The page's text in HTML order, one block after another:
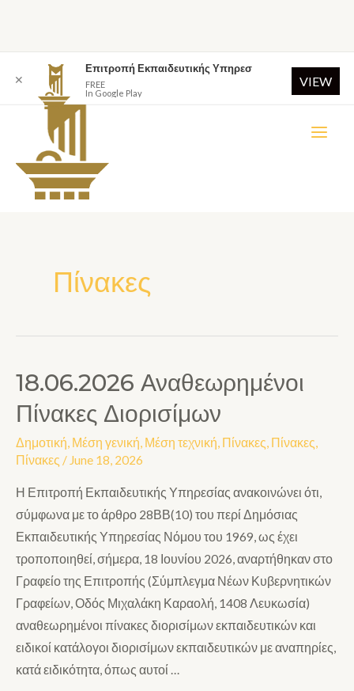
Πίνακες
18.06.2026 Αναθεωρημένοι
Πίνακες Διορισίμων
Δημοτική, Μέση γενική, Μέση τεχνική, Πίνακες, Πίνακες,
Πίνακες / June 18, 2026
Η Επιτροπή Εκπαιδευτικής Υπηρεσίας ανακοινώνει ότι,
σύμφωνα με το άρθρο 28ΒΒ(10) του περί Δημόσιας
Εκπαιδευτικής Υπηρεσίας Νόμου του 1969, ως έχει
τροποποιηθεί, σήμερα, 18 Ιουνίου 2026, αναρτήθηκαν στο
Γραφείο της Επιτροπής (Σύμπλεγμα Νέων Κυβερνητικών
Γραφείων, Οδός Μιχαλάκη Καραολή, 1408 Λευκωσία)
αναθεωρημένοι πίνακες διορισίμων εκπαιδευτικών και
ειδικοί κατάλογοι διορισίμων εκπαιδευτικών με αναπηρίες,
κατά ειδικότητα, όπως αυτοί …
✕
Επιτροπή Εκπαιδευτικής Υπηρεσ
FREE
In Google Play
VIEW